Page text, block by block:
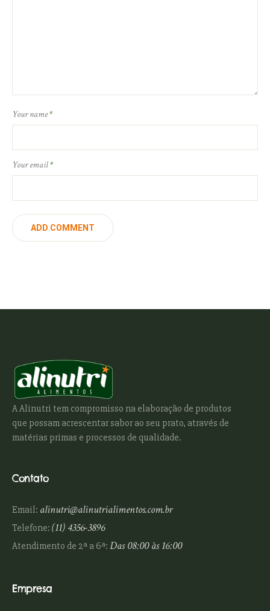
Your name*
Your email*
A Alinutri tem compromisso na elaboração de produtos
que possam acrescentar sabor ao seu prato, através de
matérias primas e processos de qualidade.
Contato
Email: alinutri@alinutrialimentos.com.br
Telefone:(11) 4356-3896
Atendimento de 2ª a 6ª:Das 08:00 às 16:00
Empresa